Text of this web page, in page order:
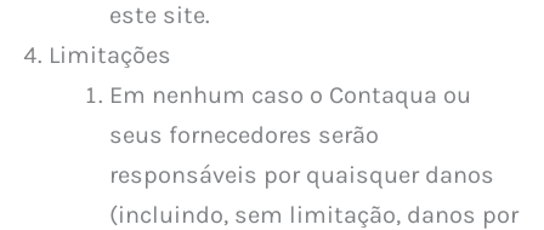
este site.
Limitações
Em nenhum caso o Contaqua ou
seus fornecedores serão
responsáveis ​​por quaisquer danos
(incluindo, sem limitação, danos por